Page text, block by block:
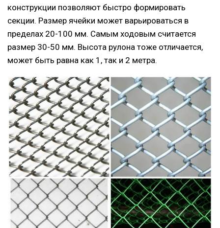
конструкции позволяют быстро формировать
секции. Размер ячейки может варьироваться в
пределах 20-100 мм. Самым ходовым считается
размер 30-50 мм. Высота рулона тоже отличается,
может быть равна как 1, так и 2 метра.